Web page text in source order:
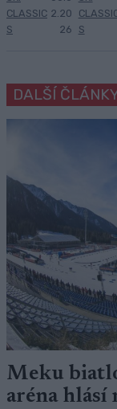
CLASSIC
S
2.20
26
S
DALŠÍ
Meku
aréna hlásí